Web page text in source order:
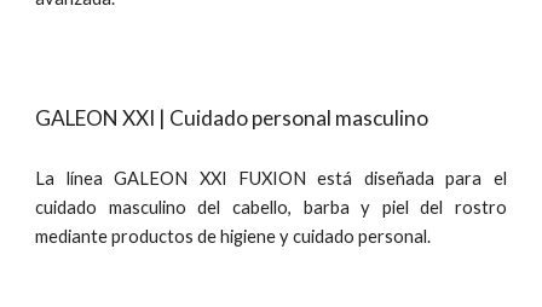
GALEON XXI | Cuidado personal masculino
La línea GALEON XXI FUXION está diseñada para el
cuidado masculino del cabello, barba y piel del rostro
mediante productos de higiene y cuidado personal.